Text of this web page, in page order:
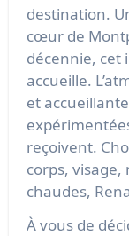
destination.
cœur de
décennie, cet
accueille.
et
reçoivent.
corps,
chaudes,
À vous de